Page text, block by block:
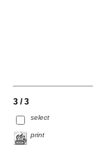
3 / 3
select
print